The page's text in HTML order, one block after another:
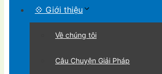
💠 Giới thiệu
Về chúng tôi
Câu Chuyện Giải Pháp